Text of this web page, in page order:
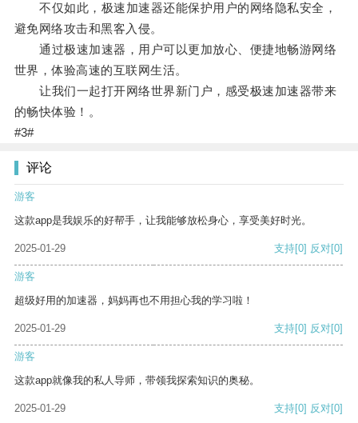
不仅如此，极速加速器还能保护用户的网络隐私安全，
避免网络攻击和黑客入侵。
通过极速加速器，用户可以更加放心、便捷地畅游网络
世界，体验高速的互联网生活。
让我们一起打开网络世界新门户，感受极速加速器带来
的畅快体验！。
#3#
评论
游客
这款app是我娱乐的好帮手，让我能够放松身心，享受美好时光。
2025-01-29 支持[0] 反对[0]
游客
超级好用的加速器，妈妈再也不用担心我的学习啦！
2025-01-29 支持[0] 反对[0]
游客
这款app就像我的私人导师，带领我探索知识的奥秘。
2025-01-29 支持[0] 反对[0]